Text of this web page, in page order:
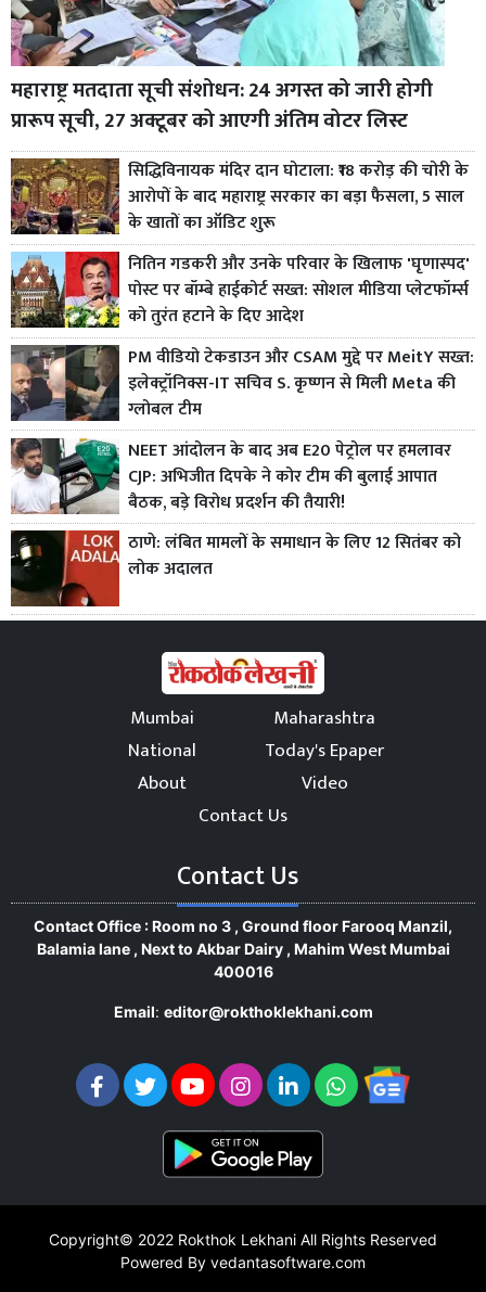
महाराष्ट्र मतदाता सूची संशोधन: 24 अगस्त को जारी होगी
प्रारूप सूची, 27 अक्टूबर को आएगी अंतिम वोटर लिस्ट
सिद्धिविनायक मंदिर दान घोटाला: ₹18 करोड़ की चोरी के
आरोपों के बाद महाराष्ट्र सरकार का बड़ा फैसला, 5 साल
के खातों का ऑडिट शुरू
नितिन गडकरी और उनके परिवार के खिलाफ 'घृणास्पद'
पोस्ट पर बॉम्बे हाईकोर्ट सख्त: सोशल मीडिया प्लेटफॉर्म्स
को तुरंत हटाने के दिए आदेश
PM वीडियो टेकडाउन और CSAM मुद्दे पर MeitY सख्त:
इलेक्ट्रॉनिक्स-IT सचिव S. कृष्णन से मिली Meta की
ग्लोबल टीम
NEET आंदोलन के बाद अब E20 पेट्रोल पर हमलावर
CJP: अभिजीत दिपके ने कोर टीम की बुलाई आपात
बैठक, बड़े विरोध प्रदर्शन की तैयारी!
ठाणे: लंबित मामलों के समाधान के लिए 12 सितंबर को
लोक अदालत
Mumbai
Maharashtra
National
Today's Epaper
About
Video
Contact Us
Contact Us
Contact Office : Room no 3 , Ground floor Farooq Manzil,
Balamia lane , Next to Akbar Dairy , Mahim West Mumbai
400016
Email: editor@rokthoklekhani.com
Copyright© 2022 Rokthok Lekhani All Rights Reserved
Powered By vedantasoftware.com